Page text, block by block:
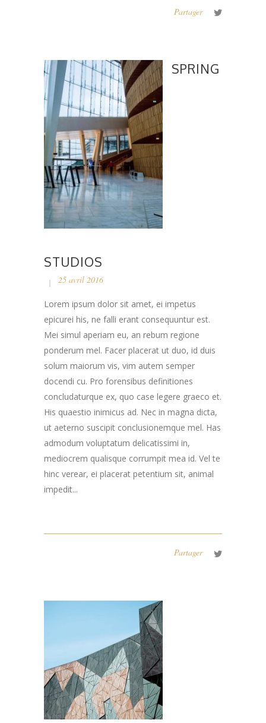
Partager
SPRING
STUDIOS
25 avril 2016
Lorem ipsum dolor sit amet, ei impetus
epicurei his, ne falli erant consequuntur est.
Mei simul aperiam eu, an rebum regione
ponderum mel. Facer placerat ut duo, id duis
solum maiorum vis, vim autem semper
docendi cu. Pro forensibus definitiones
concludaturque ex, quo case legere graeco et.
His quaestio inimicus ad. Nec in magna dicta,
ut aeterno suscipit conclusionemque mel. Has
admodum voluptatum delicatissimi in,
mediocrem qualisque corrumpit mea id. Vel te
hinc verear, ei placerat petentium sit, animal
impedit...
Partager